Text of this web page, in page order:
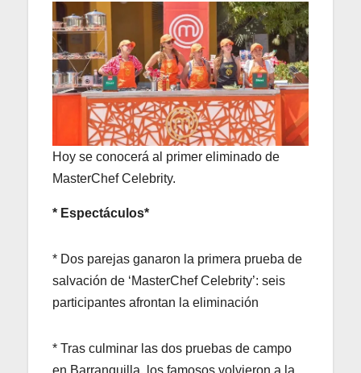
Hoy se conocerá al primer eliminado de
MasterChef Celebrity.
* Espectáculos*
* Dos parejas ganaron la primera prueba de
salvación de ‘MasterChef Celebrity’: seis
participantes afrontan la eliminación
* Tras culminar las dos pruebas de campo
en Barranquilla, los famosos volvieron a la